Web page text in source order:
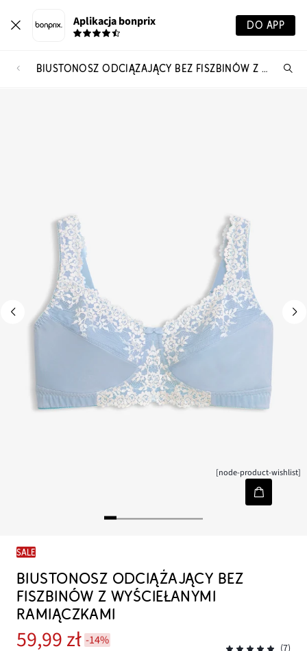
Aplikacja bonprix DO APP
BIUSTONOSZ ODCIĄŻAJĄCY BEZ FISZBINÓW Z WYŚCIEŁANYMI RAMIĄCZKAMI
[node-product-wishlist]
SALE
BIUSTONOSZ ODCIĄŻAJĄCY BEZ
FISZBINÓW Z WYŚCIEŁANYMI
RAMIĄCZKAMI
59,99 zł -14%